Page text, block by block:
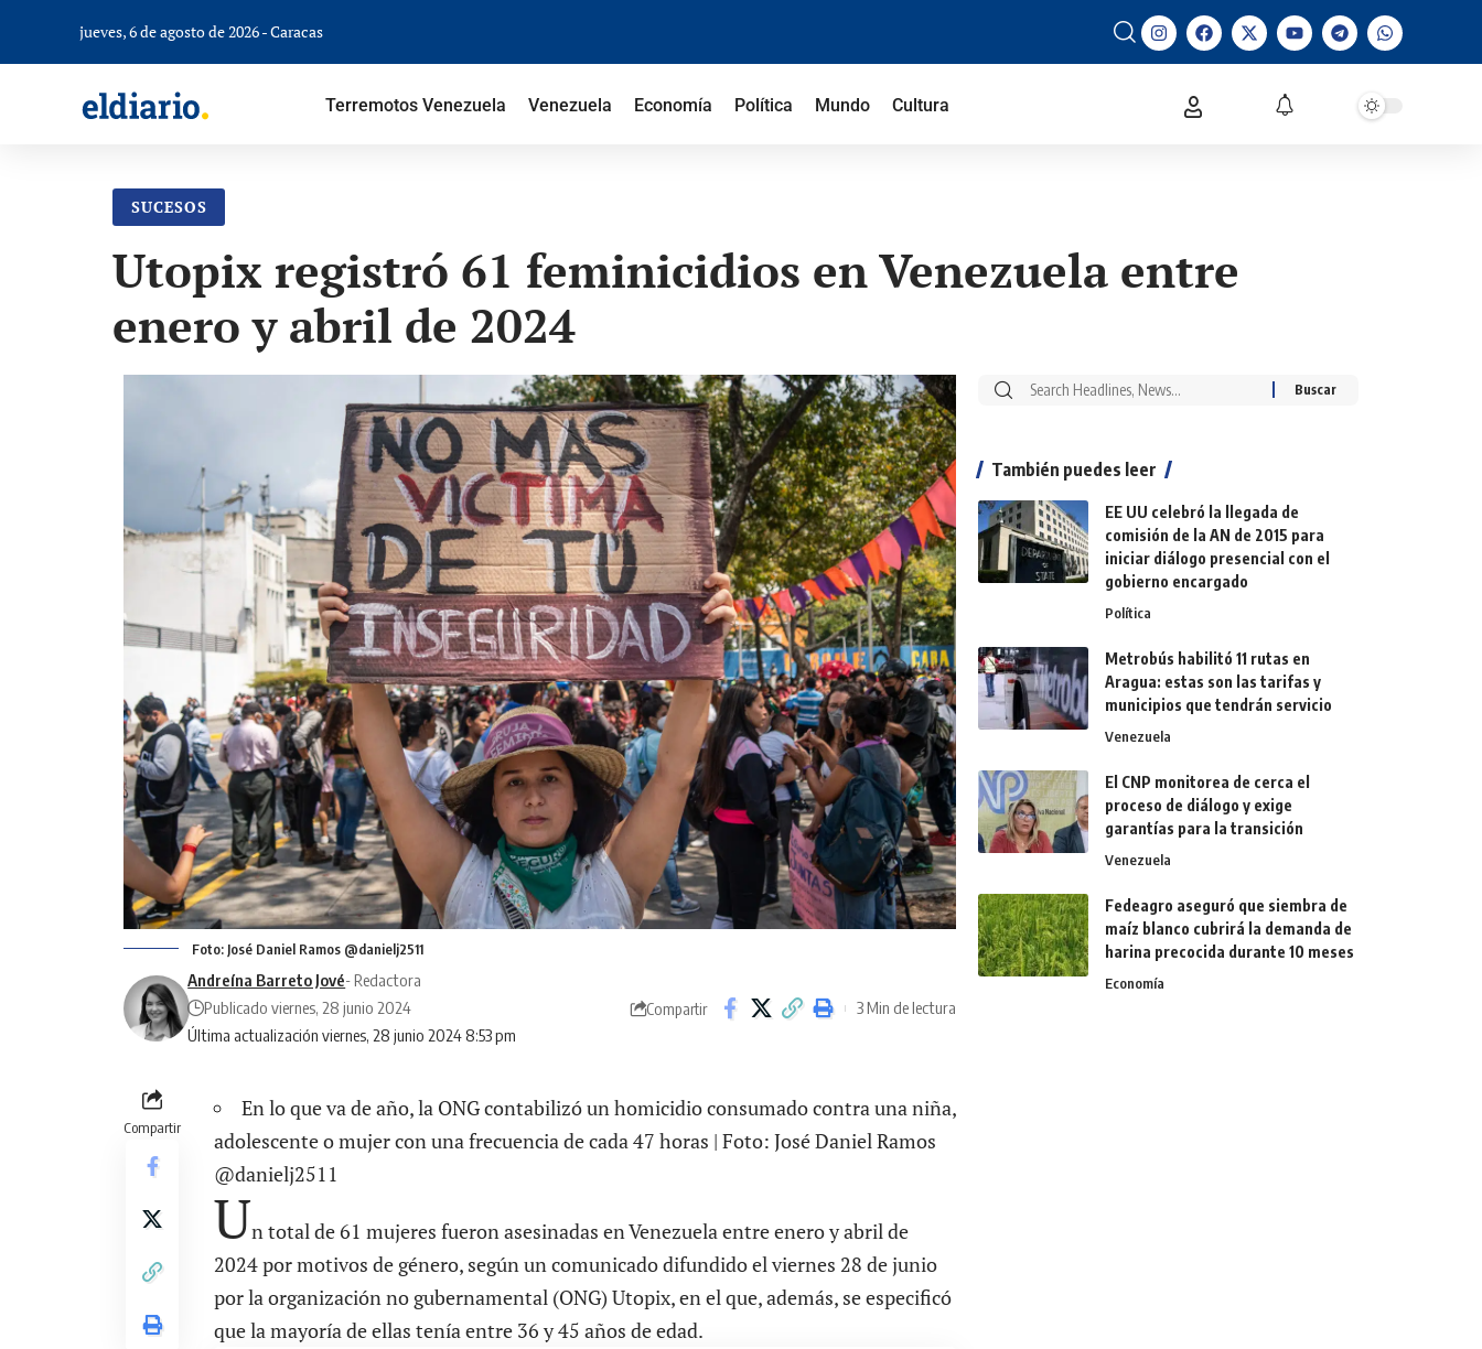
jueves, 6 de agosto de 2026 - Caracas
Terremotos Venezuela Venezuela Economía Política Mundo Cultura
SUCESOS
Utopix registró 61 feminicidios en Venezuela entre
enero y abril de 2024
Foto: José Daniel Ramos @danielj2511
Última actualización viernes, 28 junio 2024 8:53 pm
Andreína Barreto Jové- Redactora
Publicado viernes, 28 junio 2024
Compartir 3 Min de lectura
Compartir
En lo que va de año, la ONG contabilizó un homicidio consumado contra una niña,
adolescente o mujer con una frecuencia de cada 47 horas | Foto: José Daniel Ramos
@danielj2511
Un total de 61 mujeres fueron asesinadas en Venezuela entre enero y abril de
2024 por motivos de género, según un comunicado difundido el viernes 28 de junio
por la organización no gubernamental (ONG) Utopix, en el que, además, se especificó
que la mayoría de ellas tenía entre 36 y 45 años de edad.
También puedes leer
EE UU celebró la llegada de
comisión de la AN de 2015 para
iniciar diálogo presencial con el
gobierno encargado
Política
Metrobús habilitó 11 rutas en
Aragua: estas son las tarifas y
municipios que tendrán servicio
Venezuela
El CNP monitorea de cerca el
proceso de diálogo y exige
garantías para la transición
Venezuela
Fedeagro aseguró que siembra de
maíz blanco cubrirá la demanda de
harina precocida durante 10 meses
Economía